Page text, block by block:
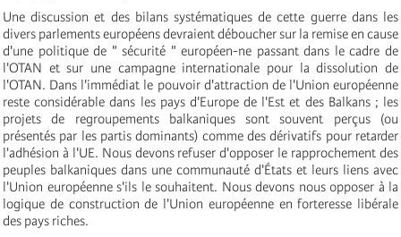
Une discussion et des bilans systématiques de cette guerre dans les
divers parlements européens devraient déboucher sur la remise en cause
d'une politique de " sécurité " européen-ne passant dans le cadre de
l'OTAN et sur une campagne internationale pour la dissolution de
l'OTAN. Dans l'immédiat le pouvoir d'attraction de l'Union européenne
reste considérable dans les pays d'Europe de l'Est et des Balkans ; les
projets de regroupements balkaniques sont souvent perçus (ou
présentés par les partis dominants) comme des dérivatifs pour retarder
l'adhésion à l'UE. Nous devons refuser d'opposer le rapprochement des
peuples balkaniques dans une communauté d'États et leurs liens avec
l'Union européenne s'ils le souhaitent. Nous devons nous opposer à la
logique de construction de l'Union européenne en forteresse libérale
des pays riches.